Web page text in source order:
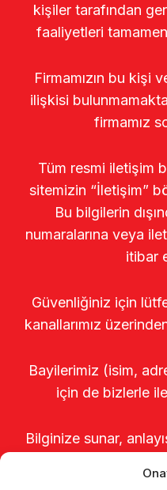
kişiler tarafından
faaliyetleri tamamen
Firmamızın bu kişi
ilişkisi
firmamız
Tüm resmi iletişim
sitemizin “İletişim”
Bu bilgilerin
numaralarına veya
itibar
Güvenliğiniz için
kanallarımız
Bayilerimiz (isim,
için de bizlerle
Bilginize sunar,